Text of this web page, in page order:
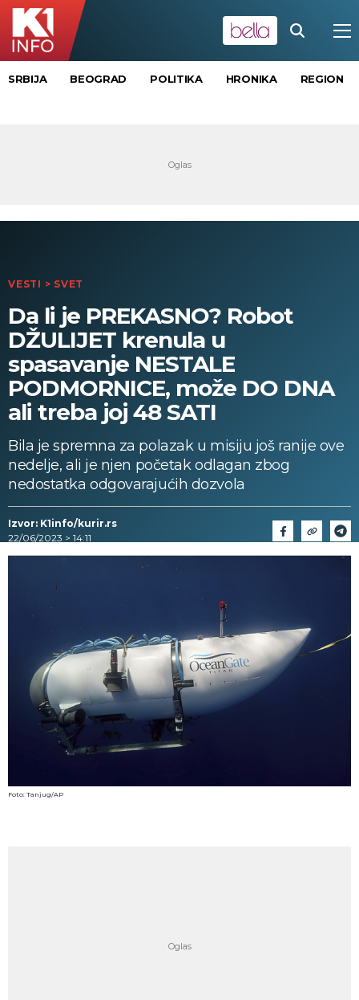
SRBIJA BEOGRAD POLITIKA HRONIKA REGION
VESTI > SVET
Da li je PREKASNO? Robot
DŽULIJET krenula u
spasavanje NESTALE
PODMORNICE, može DO DNA
ali treba joj 48 SATI
Bila je spremna za polazak u misiju još ranije ove
nedelje, ali je njen početak odlagan zbog
nedostatka odgovarajućih dozvola
Izvor: K1info/kurir.rs
22/06/2023 > 14:11
Foto: Tanjug/AP